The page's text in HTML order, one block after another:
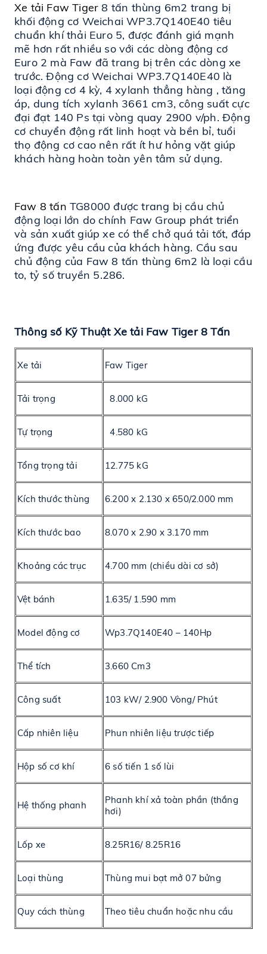
Xe tải Faw Tiger 8 tấn thùng 6m2 trang bị
khối động cơ Weichai WP3.7Q140E40 tiêu
chuẩn khí thải Euro 5, được đánh giá mạnh
mẽ hơn rất nhiều so với các dòng động cơ
Euro 2 mà Faw đã trang bị trên các dòng xe
trước. Động cơ Weichai WP3.7Q140E40 là
loại động cơ 4 kỳ, 4 xylanh thẳng hàng , tăng
áp, dung tích xylanh 3661 cm3, công suất cực
đại đạt 140 Ps tại vòng quay 2900 v/ph. Động
cơ chuyển động rất linh hoạt và bền bỉ, tuổi
thọ động cơ cao nên rất ít hư hỏng vặt giúp
khách hàng hoàn toàn yên tâm sử dụng.
Faw 8 tấn TG8000 được trang bị cầu chủ
động loại lớn do chính Faw Group phát triển
và sản xuất giúp xe có thể chở quá tải tốt, đáp
ứng được yêu cầu của khách hàng. Cầu sau
chủ động của Faw 8 tấn thùng 6m2 là loại cầu
to, tỷ số truyền 5.286.
Thông số Kỹ Thuật Xe tải Faw Tiger 8 Tấn
Xe tải Faw Tiger
Tải trọng 8.000 kG
Tự trọng 4.580 kG
Tổng trọng tải 12.775 kG
Kích thước thùng 6.200 x 2.130 x 650/2.000 mm
Kích thước bao 8.070 x 2.90 x 3.170 mm
Khoảng các trục 4.700 mm (chiều dài cơ sở)
Vệt bánh 1.635/ 1.590 mm
Model động cơ Wp3.7Q140E40 – 140Hp
Thể tích 3.660 Cm3
Công suất 103 kW/ 2.900 Vòng/ Phút
Cấp nhiên liệu Phun nhiên liệu trược tiếp
Hộp số cơ khí 6 số tiến 1 số lùi
Hệ thống phanh
Phanh khí xả toàn phần (thắng
hơi)
Lốp xe 8.25R16/ 8.25R16
Loại thùng Thùng mui bạt mở 07 bửng
Quy cách thùng Theo tiêu chuẩn hoặc nhu cầu